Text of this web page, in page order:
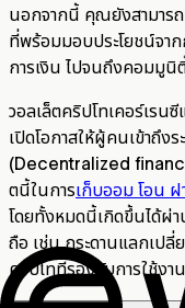
นอกจากนี้ คุณยังสามารถ
ที่พร้อมมอบประโยชน์จาก
การเงิน ไปจนถึงคอมมูนิ
วอลเล็ตคริปโทเคอร์เร
เปิดโอกาสให้ผู้คนเข้าถึง
(Decentralized
ตนี้ในการเก็บออม โอน ฝ
โดยทั้งหมดนี้เกิดขึ้นได้ผ่
ถือ เช่น กระดานแลกเปลี่
คริปโทที่รองรับการใช้ง